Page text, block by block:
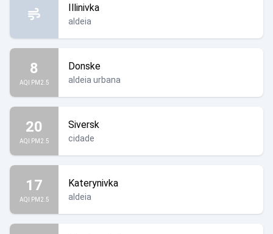
Illinivka
aldeia
8
AQI PM2.5
Donske
aldeia urbana
20
AQI PM2.5
Siversk
cidade
17
AQI PM2.5
Katerynivka
aldeia